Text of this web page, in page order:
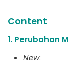
Content
1. Perubahan
New: